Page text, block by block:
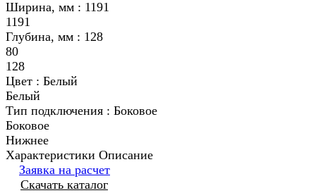
Ширина, мм : 1191
1191
Глубина, мм : 128
80
128
Цвет : Белый
Белый
Тип подключения : Боковое
Боковое
Нижнее
Характеристики Описание
Заявка на расчет
Скачать каталог